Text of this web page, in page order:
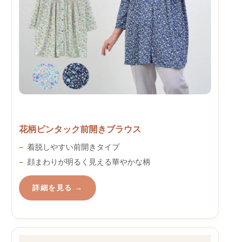
花柄ピンタック前開きブラウス
着脱しやすい前開きタイプ
顔まわりが明るく見える華やかな柄
詳細を見る →